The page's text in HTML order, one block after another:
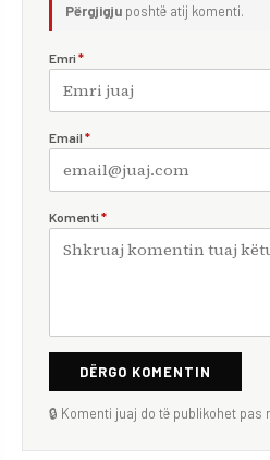
Përgjigju poshtë atij komenti.
Emri *
Email *
Komenti *
DËRGO KOMENTIN
🔒 Komenti juaj do të publikohet